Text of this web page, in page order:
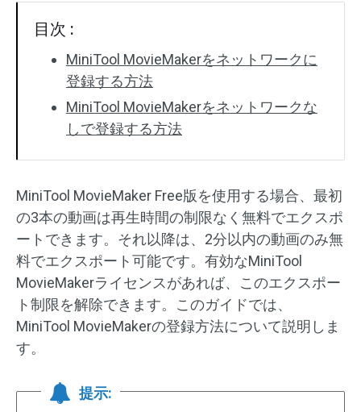
動画色調整
回転/反転
透かしなし
目次 :
MiniTool MovieMakerをネットワークに
登録する方法
MiniTool MovieMakerをネットワークな
しで登録する方法
MiniTool MovieMaker Free版を使用する場合、最初
の3本の動画は再生時間の制限なく無料でエクスポ
ートできます。それ以降は、2分以内の動画のみ無
料でエクスポート可能です。有効なMiniTool
MovieMakerライセンスがあれば、このエクスポー
ト制限を解除できます。このガイドでは、
MiniTool MovieMakerの登録方法について説明しま
す。
提示: